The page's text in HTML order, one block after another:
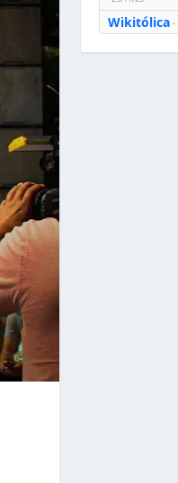
Wikitólica·